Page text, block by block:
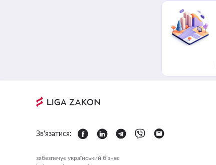
Зв'язатися:
забезпечує український бізнес